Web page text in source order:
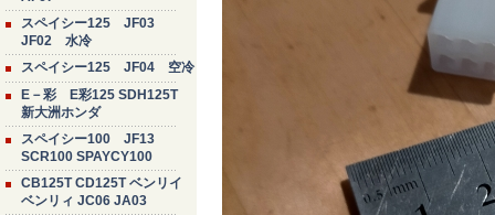
スペイシー125 JF03
JF02 水冷
スペイシー125 JF04 空冷
E－彩 E彩125 SDH125T
新大洲ホンダ
スペイシー100 JF13
SCR100 SPAYCY100
CB125T CD125T ベンリイ
ベンリィ JC06 JA03